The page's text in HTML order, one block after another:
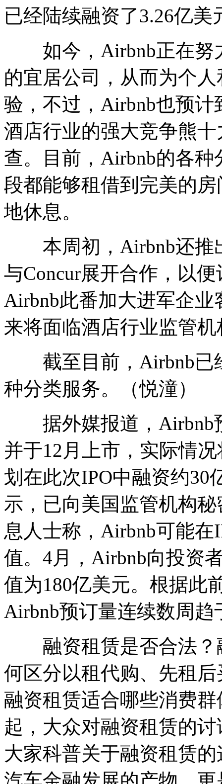
已经陆续融资了3.26亿美
如今，Airbnb正在努
的宜居公司，从而为个
验，不过，Airbnb也预
酒店行业的强大竞争熊
查。目前，Airbnb的各
段都能够租借到完美的
地休息。
本周初，Airbnb还推
与Concur展开合作，以
Airbnb此番加大进军企
来将面临酒店行业监管
截至目前，Airbnb已
种分类服务。（悦潼）
据外媒报道，Airbnb
并于12月上市，实际情
划在此次IPO中融资约30
示，已向美国监管机构
息人士称，Airbnb可能在
值。4月，Airbnb向投资
值为180亿美元。根据此
Airbnb预订量连续数周趋
融资租赁是否合法？
何区分以租代购、先租
融资租赁适合哪些消费
起，大众对融资租赁的
大家科普关于融资租赁